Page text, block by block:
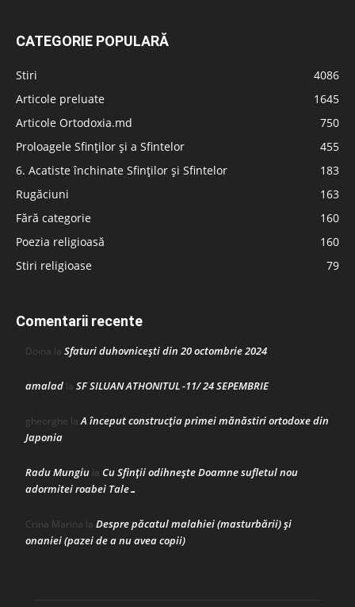
CATEGORIE POPULARĂ
Stiri
4086
Articole preluate
1645
Articole Ortodoxia.md
750
Proloagele Sfinților și a Sfintelor
455
6. Acatiste închinate Sfinților și Sfintelor
183
Rugăciuni
163
Fără categorie
160
Poezia religioasă
160
Stiri religioase
79
Comentarii recente
Doina la Sfaturi duhovnicești din 20 octombrie 2024
amalad la SF SILUAN ATHONITUL -11/ 24 SEPEMBRIE
gheorghe laA început construcţia primei mănăstiri ortodoxe din
Japonia
Radu Mungiu la Cu Sfinții odihnește Doamne sufletul nou
adormitei roabei Tale…
Crina Marina la Despre păcatul malahiei (masturbării) şi
onaniei (pazei de a nu avea copii)